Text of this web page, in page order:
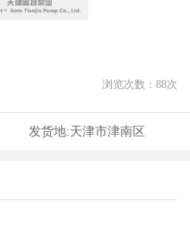
浏览次数： 88次
发货地:天津市津南区